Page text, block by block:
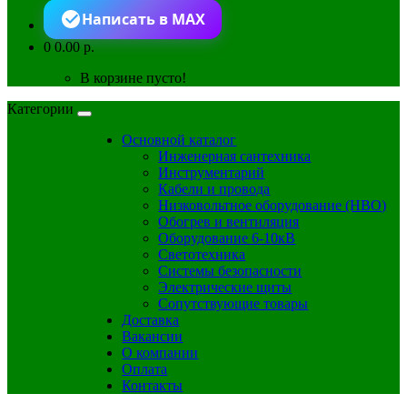
Написать в MAX
00.00 р.
В корзине пусто!
Категории
Основной каталог
Инженерная сантехника
Инструментарий
Кабели и провода
Низковольтное оборудование (НВО)
Обогрев и вентиляция
Оборудование 6-10кВ
Светотехника
Системы безопасности
Электрические щиты
Сопутствующие товары
Доставка
Вакансии
О компании
Оплата
Контакты